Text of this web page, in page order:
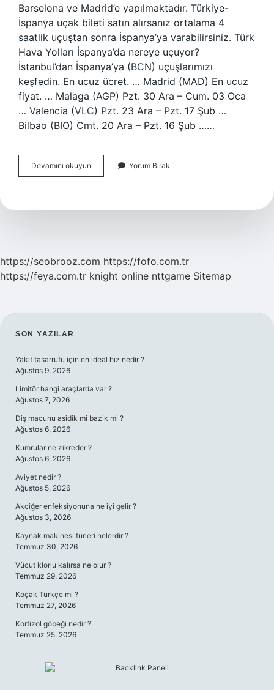
Barselona ve Madrid’e yapılmaktadır. Türkiye-
İspanya uçak bileti satın alırsanız ortalama 4
saatlik uçuştan sonra İspanya’ya varabilirsiniz. Türk
Hava Yolları İspanya’da nereye uçuyor?
İstanbul’dan İspanya’ya (BCN) uçuşlarımızı
keşfedin. En ucuz ücret. … Madrid (MAD) En ucuz
fiyat. … Malaga (AGP) Pzt. 30 Ara – Cum. 03 Oca
… Valencia (VLC) Pzt. 23 Ara – Pzt. 17 Şub …
Bilbao (BIO) Cmt. 20 Ara – Pzt. 16 Şub ……
Devamını okuyun İSpanyaya
Gitmek
Yorum Bırak
https://seobrooz.com https://fofo.com.tr
https://feya.com.tr knight online nttgame Sitemap
SIDEBAR
SON YAZILAR
Yakıt tasarrufu için en ideal hız nedir ?
Ağustos 9, 2026
Limitör hangi araçlarda var ?
Ağustos 7, 2026
Diş macunu asidik mi bazik mi ?
Ağustos 6, 2026
Kumrular ne zikreder ?
Ağustos 6, 2026
Aviyet nedir ?
Ağustos 5, 2026
Akciğer enfeksiyonuna ne iyi gelir ?
Ağustos 3, 2026
Kaynak makinesi türleri nelerdir ?
Temmuz 30, 2026
Vücut klorlu kalırsa ne olur ?
Temmuz 29, 2026
Koçak Türkçe mi ?
Temmuz 27, 2026
Kortizol göbeği nedir ?
Temmuz 25, 2026